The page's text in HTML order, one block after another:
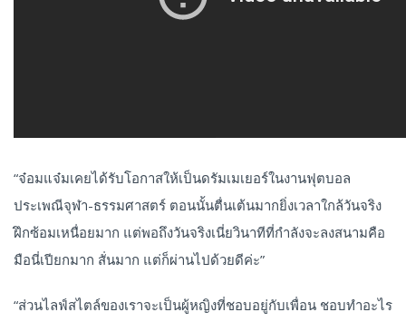
“จ๋อมแจ๋มเคยได้รับโอกาสให้เป็นดรัมเมเยอร์ในงานฟุตบอล
ประเพณีจุฬา-ธรรมศาสตร์ ตอนนั้นตื่นเต้นมากยิ่งเวลาใกล้วันจริง
ฝึกซ้อมเหนื่อยมาก แต่พอถึงวันจริงเนี่ยวินาทีที่กำลังจะลงสนามคือ
มือนี่เปียกมาก สั่นมาก แต่ก็ผ่านไปด้วยดีค่ะ”
“ส่วนไลฟ์สไตล์ของเราจะเป็นผู้หญิงที่ชอบอยู่กับเพื่อน ชอบทำอะไร